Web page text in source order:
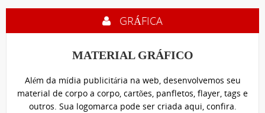
GRÁFICA
MATERIAL GRÁFICO
Além da mídia publicitária na web, desenvolvemos seu
material de corpo a corpo, cartões, panfletos, flayer, tags e
outros. Sua logomarca pode ser criada aqui, confira.